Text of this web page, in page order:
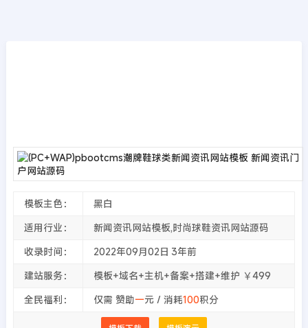
模板主色：
黑白
适用行业：
新闻资讯网站模板,时尚球鞋资讯网站源码
收录时间：
2022年09月02日 3年前
建站服务：
模板+域名+主机+备案+搭建+维护 ￥499
全民福利：
仅需 赞助一元 / 消耗100积分